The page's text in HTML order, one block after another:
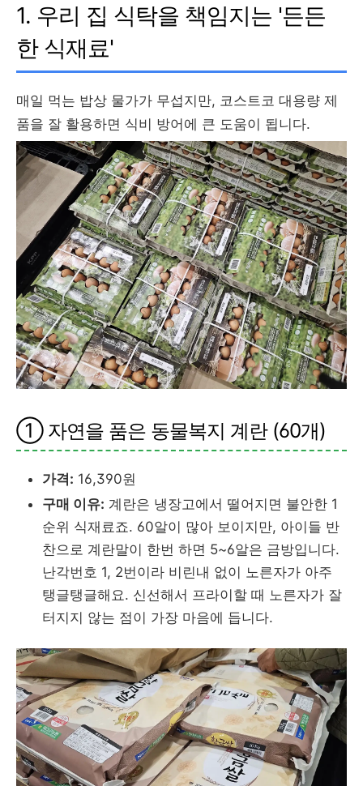
1. 우리 집 식탁을 책임지는 '든든
한 식재료'
매일 먹는 밥상 물가가 무섭지만, 코스트코 대용량 제
품을 잘 활용하면 식비 방어에 큰 도움이 됩니다.
① 자연을 품은 동물복지 계란 (60개)
가격: 16,390원
구매 이유: 계란은 냉장고에서 떨어지면 불안한 1
순위 식재료죠. 60알이 많아 보이지만, 아이들 반
찬으로 계란말이 한번 하면 5~6알은 금방입니다.
난각번호 1, 2번이라 비린내 없이 노른자가 아주
탱글탱글해요. 신선해서 프라이할 때 노른자가 잘
터지지 않는 점이 가장 마음에 듭니다.